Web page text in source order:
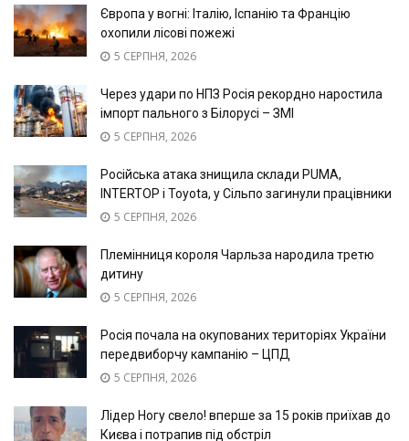
Європа у вогні: Італію, Іспанію та Францію
охопили лісові пожежі
5 СЕРПНЯ, 2026
Через удари по НПЗ Росія рекордно наростила
імпорт пального з Білорусі – ЗМІ
5 СЕРПНЯ, 2026
Російська атака знищила склади PUMA,
INTERTOP і Toyota, у Сільпо загинули працівники
5 СЕРПНЯ, 2026
Племінниця короля Чарльза народила третю
дитину
5 СЕРПНЯ, 2026
Росія почала на окупованих територіях України
передвиборчу кампанію – ЦПД
5 СЕРПНЯ, 2026
Лідер Ногу свело! вперше за 15 років приїхав до
Києва і потрапив під обстріл